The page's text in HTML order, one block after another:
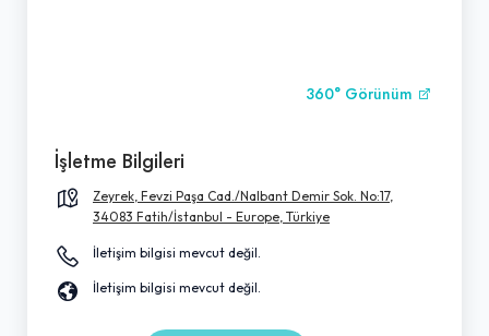
360° Görünüm
İşletme Bilgileri
Zeyrek, Fevzi Paşa Cad./Nalbant Demir Sok. No:17,
34083 Fatih/İstanbul - Europe, Türkiye
İletişim bilgisi mevcut değil.
İletişim bilgisi mevcut değil.